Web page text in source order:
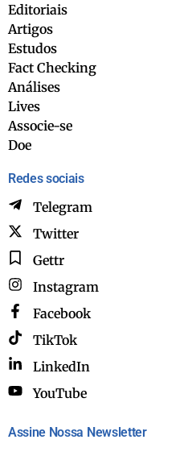
Editoriais
Artigos
Estudos
Fact Checking
Análises
Lives
Associe-se
Doe
Redes sociais
Telegram
Twitter
Gettr
Instagram
Facebook
TikTok
LinkedIn
YouTube
Assine Nossa Newsletter